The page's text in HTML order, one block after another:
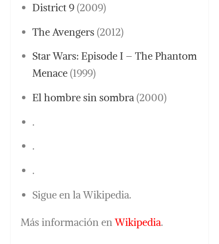
District 9(2009)
The Avengers(2012)
Star Wars: Episode I – The Phantom
Menace(1999)
El hombre sin sombra(2000)
.
.
.
Sigue en la Wikipedia.
Más información enWikipedia.